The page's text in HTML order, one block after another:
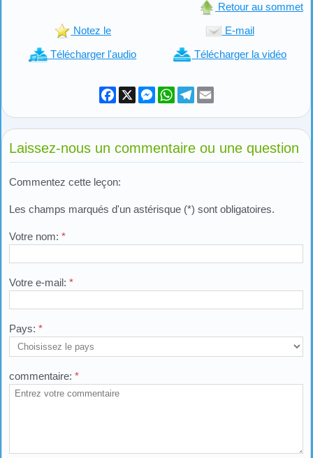
Retour au sommet
Notez le E-mail
Télécharger l'audio Télécharger la vidéo
Facebook
X Messenger
WhatsApp
Telegram
Laissez-nous un commentaire ou une question
Commentez cette leçon:
Les champs marqués d'un astérisque (*) sont obligatoires.
Votre nom: *
Votre e-mail: *
Pays: *
commentaire: *